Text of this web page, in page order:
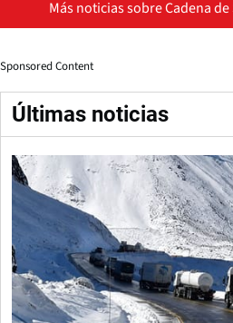
Más noticias sobre Cadena
Sponsored Content
Últimas noticias